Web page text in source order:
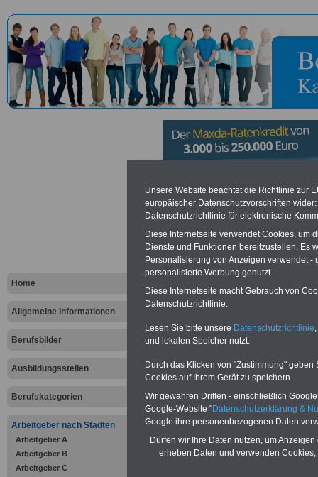
Home
Allgemeine Informationen
Berufsbilder
Ausbildungsstellen
Berufskategorien
Arbeitgeber nach Städten
Arbeitgeber A
Arbeitgeber B
Arbeitgeber C
Vorteile für den öffentlichen
Vergleichen und sparen
Bausparen schon ab 16 Jahren
Berufsunfähigkeitsabsicherung
Online-Vergleich Gesetzliche
Krankenkassen
Vorteile der Privaten
Krankenversicherung
zurück zur
Unsere Website beachtet die Richtlinie zur
europäischer Datenschutzvorschriften
Datenschutzrichtlinie für elektronische
Diese Internetseite verwendet Cookies, um
Dienste und Funktionen bereitzustellen. Es
Personalisierung von Anzeigen verwendet
personalisierte Werbung genutzt.
Diese Internetseite macht Gebrauch von
Datenschutzrichtlinie.
Lesen Sie bitte unsere Datenschutzrichtlinie
und lokalen Speicher nutzt.
Durch das Klicken von "Zustimmung"
Cookies auf Ihrem Gerät zu speichern.
Wir gewähren Dritten - einschließlich
Google-Website "Datenschutzerklärung &
Google ihre personenbezogenen Daten
Dürfen wir Ihre Daten nutzen, um
erheben Daten und verwenden